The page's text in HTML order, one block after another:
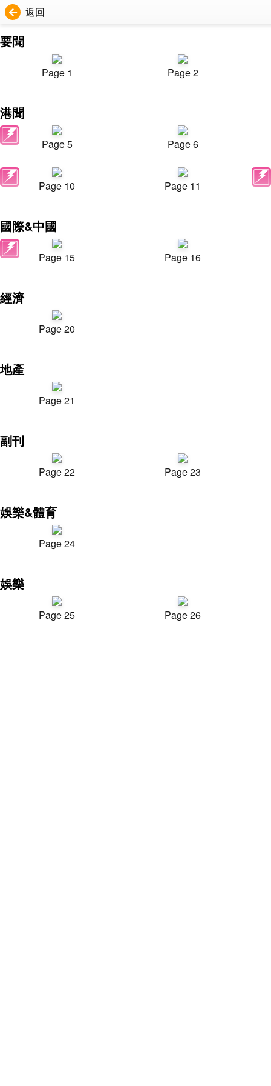
返回
要聞
Page 1 Page 2
港聞
Page 5 Page 6
Page 10 Page 11
國際&中國
Page 15 Page 16
經濟
Page 20
地產
Page 21
副刊
Page 22 Page 23
娛樂&體育
Page 24
娛樂
Page 25 Page 26